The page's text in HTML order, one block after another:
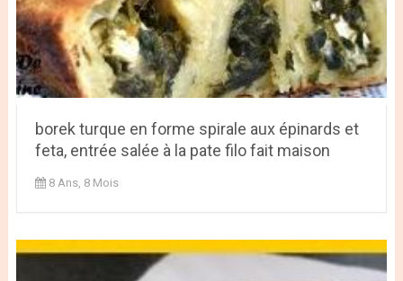
borek turque en forme spirale aux épinards et
feta, entrée salée à la pate filo fait maison
8 Ans, 8 Mois